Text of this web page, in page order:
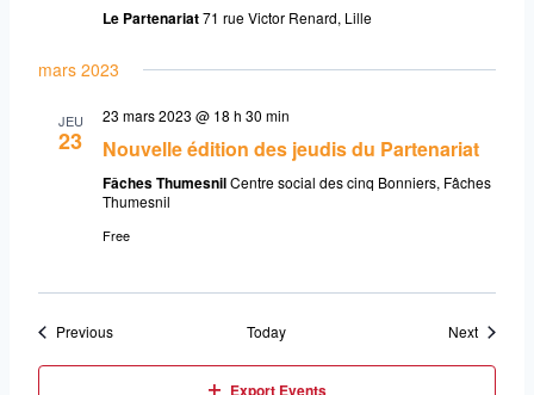
Le Partenariat71 rue Victor Renard, Lille
mars 2023
JEU
23
23 mars 2023 @ 18 h 30 min
Nouvelle édition des jeudis du Partenariat
Fâches ThumesnilCentre social des cinq Bonniers, Fâches
Thumesnil
Free
PreviousEvents Today NextEvents
Export Events